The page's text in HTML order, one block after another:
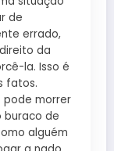
de
errado,
da
la. Isso é
fatos.
pode morrer
buraco de
alguém